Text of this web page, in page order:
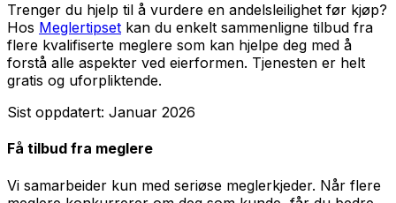
Trenger du hjelp til å vurdere en andelsleilighet før kjøp?
Hos Meglertipset kan du enkelt sammenligne tilbud fra
flere kvalifiserte meglere som kan hjelpe deg med å
forstå alle aspekter ved eierformen. Tjenesten er helt
gratis og uforpliktende.
Sist oppdatert: Januar 2026
Få tilbud fra meglere
Vi samarbeider kun med seriøse meglerkjeder. Når flere